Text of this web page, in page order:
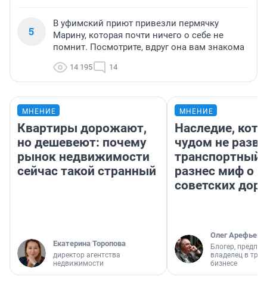
5
В уфимский приют привезли пермячку
Марину, которая почти ничего о себе не
помнит. Посмотрите, вдруг она вам знакома
14 195 14
МНЕНИЕ
Квартиры дорожают,
но дешевеют: почему
рынок недвижимости
сейчас такой странный
Екатерина Торопова
директор агентства
недвижимости
МНЕНИЕ
Наследие,
чудом не
транспортный
разнес миф о
советских
Олег Арефьев
Блогер,
владелец в
бизнесе